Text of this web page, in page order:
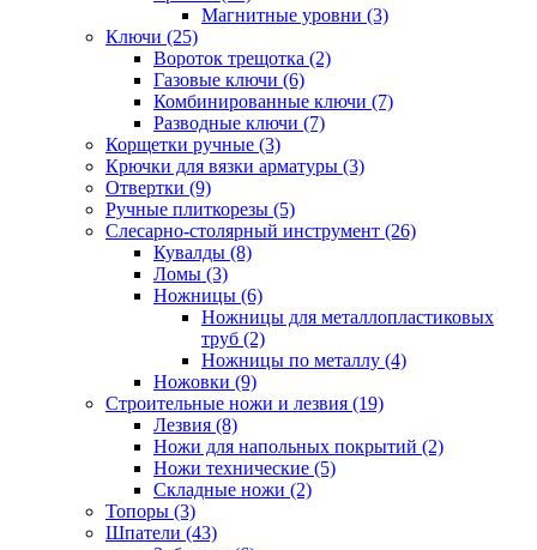
Магнитные уровни (3)
Ключи (25)
Вороток трещотка (2)
Газовые ключи (6)
Комбинированные ключи (7)
Разводные ключи (7)
Корщетки ручные (3)
Крючки для вязки арматуры (3)
Отвертки (9)
Ручные плиткорезы (5)
Слесарно-столярный инструмент (26)
Кувалды (8)
Ломы (3)
Ножницы (6)
Ножницы для металлопластиковых
труб (2)
Ножницы по металлу (4)
Ножовки (9)
Строительные ножи и лезвия (19)
Лезвия (8)
Ножи для напольных покрытий (2)
Ножи технические (5)
Складные ножи (2)
Топоры (3)
Шпатели (43)